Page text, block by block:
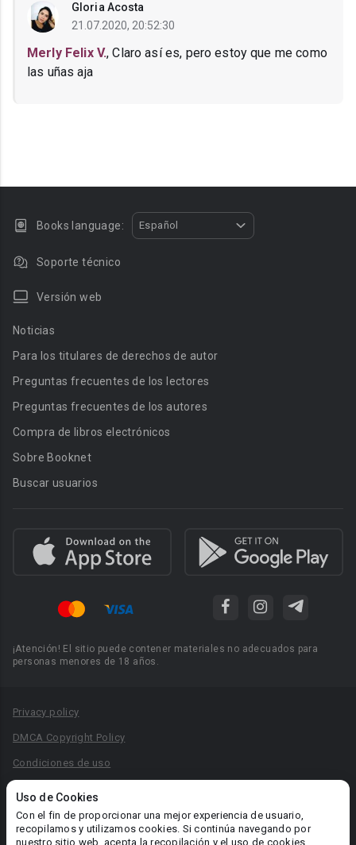
Gloria Acosta
21.07.2020, 20:52:30
Merly Felix V., Claro así es, pero estoy que me como
las uñas aja
Uso de Cookies
Con el fin de proporcionar una mejor experiencia de usuario,
recopilamos y utilizamos cookies. Si continúa navegando por
nuestro sitio web, acepta la recopilación y el uso de cookies.
Books language: Español
Soporte técnico
Versión web
Noticias
Para los titulares de derechos de autor
Preguntas frecuentes de los lectores
Preguntas frecuentes de los autores
Compra de libros electrónicos
Sobre Booknet
Buscar usuarios
¡Atención! El sitio puede contener materiales no adecuados para
personas menores de 18 años.
Privacy policy
DMCA Copyright Policy
Condiciones de uso
Reglas para la publicación de libros
Área RR.PP.: pr@booknet.com